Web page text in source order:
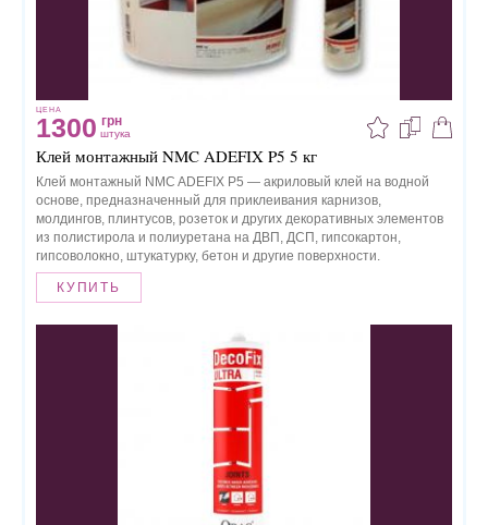
ЦЕНА
1300 грн
штука
Клей монтажный NMC ADEFIX P5 5 кг
Клей монтажный NMC ADEFIX P5 — акриловый клей на водной
основе, предназначенный для приклеивания карнизов,
молдингов, плинтусов, розеток и других декоративных элементов
из полистирола и полиуретана на ДВП, ДСП, гипсокартон,
гипсоволокно, штукатурку, бетон и другие поверхности.
КУПИТЬ